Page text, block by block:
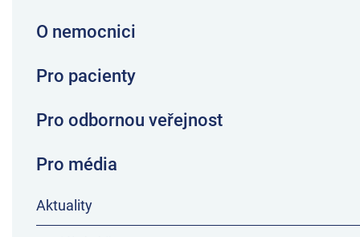
O nemocnici
Pro pacienty
Pro odbornou veřejnost
Pro média
Aktuality